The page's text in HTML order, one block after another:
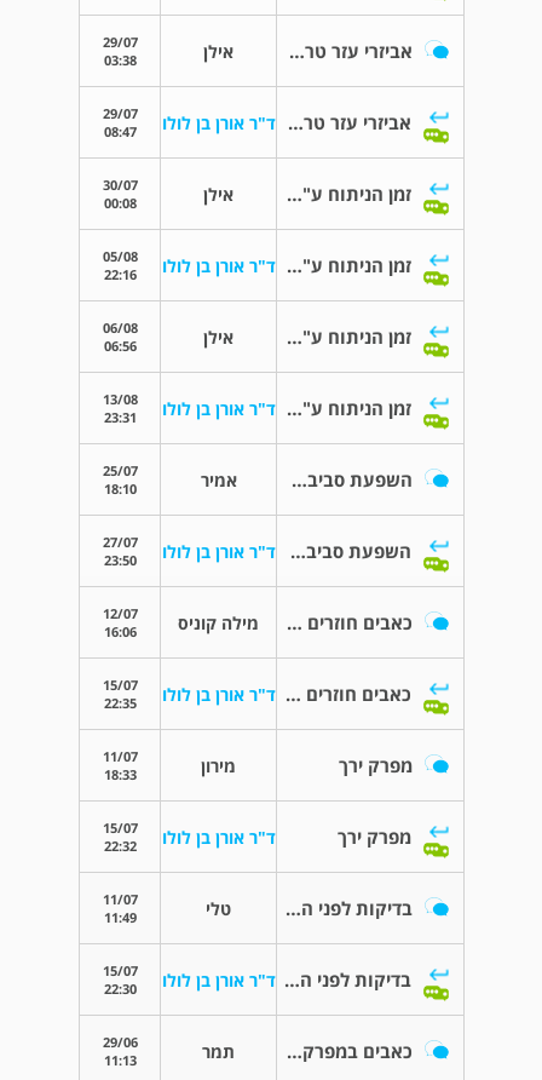
אביזרי עזר טרם ובעת ניתוח מפרק ירך אילן
29/07
03:38
אביזרי עזר טרם ובעת ניתוח מפרק ירך ד"ר אורן בן לולו
29/07
08:47
זמן הניתוח ע"י האורתופד אילן
30/07
00:08
זמן הניתוח ע"י האורתופד ד"ר אורן בן לולו
05/08
22:16
זמן הניתוח ע"י האורתופד אילן
06/08
06:56
זמן הניתוח ע"י האורתופד ד"ר אורן בן לולו
13/08
23:31
השפעת סביבה דלת חמצן על המפרקים אמיר
25/07
18:10
השפעת סביבה דלת חמצן על המפרקים ד"ר אורן בן לולו
27/07
23:50
כאבים חוזרים בברך מילה קוניס
12/07
16:06
כאבים חוזרים בברך ד"ר אורן בן לולו
15/07
22:35
מפרק ירך מירון
11/07
18:33
מפרק ירך ד"ר אורן בן לולו
15/07
22:32
בדיקות לפני החלפת מפרק ירך טלי
11/07
11:49
בדיקות לפני החלפת מפרק ירך ד"ר אורן בן לולו
15/07
22:30
כאבים במפרק ירך ימין תמר
29/06
11:13